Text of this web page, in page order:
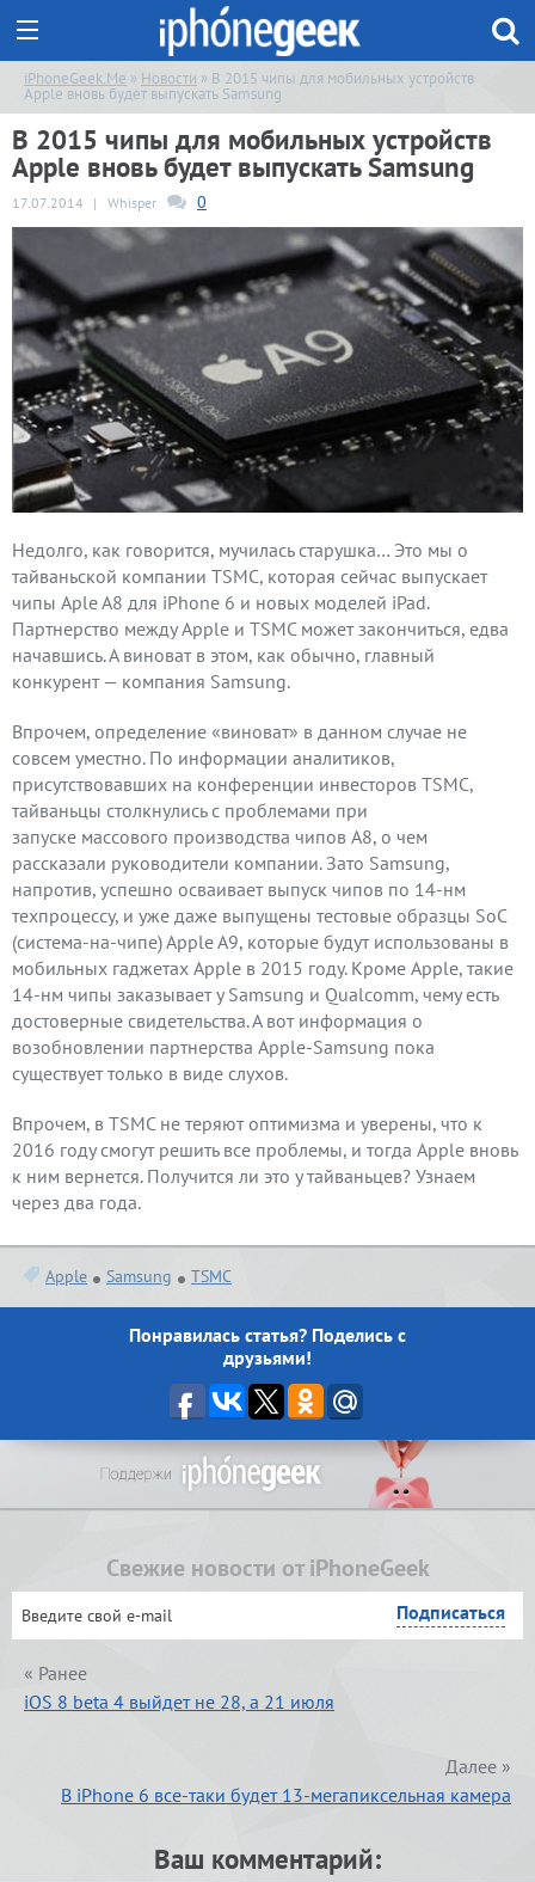
iPhoneGeek.Me » Новости » В 2015 чипы для мобильных устройств
Apple вновь будет выпускать Samsung
В 2015 чипы для мобильных устройств
Apple вновь будет выпускать Samsung
17.07.2014 | Whisper 0
Недолго, как говорится, мучилась старушка… Это мы о
тайваньской компании TSMC, которая сейчас выпускает
чипы Aple A8 для iPhone 6 и новых моделей iPad.
Партнерство между Apple и TSMC может закончиться, едва
начавшись. А виноват в этом, как обычно, главный
конкурент — компания Samsung.
Впрочем, определение «виноват» в данном случае не
совсем уместно. По информации аналитиков,
присутствовавших на конференции инвесторов TSMC,
тайваньцы столкнулись с проблемами при
запуске массового производства чипов A8, о чем
рассказали руководители компании. Зато Samsung,
напротив, успешно осваивает выпуск чипов по 14-нм
техпроцессу, и уже даже выпущены тестовые образцы SoC
(система-на-чипе) Apple A9, которые будут использованы в
мобильных гаджетах Apple в 2015 году. Кроме Apple, такие
14-нм чипы заказывает у Samsung и Qualcomm, чему есть
достоверные свидетельства. А вот информация о
возобновлении партнерства Apple-Samsung пока
существует только в виде слухов.
Впрочем, в TSMC не теряют оптимизма и уверены, что к
2016 году смогут решить все проблемы, и тогда Apple вновь
к ним вернется. Получится ли это у тайваньцев? Узнаем
через два года.
Apple Samsung TSMC
Понравилась статья? Поделись с
друзьями!
Свежие новости от iPhoneGeek
« Ранее
iOS 8 beta 4 выйдет не 28, а 21 июля
Далее »
В iPhone 6 все-таки будет 13-мегапиксельная камера
Ваш комментарий: